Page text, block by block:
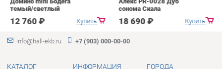
КАТАЛОГ
Коллекции
Зеркала
ИНФОРМАЦИЯ
О проекте
Дизайн
ГОРОДА
Весь мир